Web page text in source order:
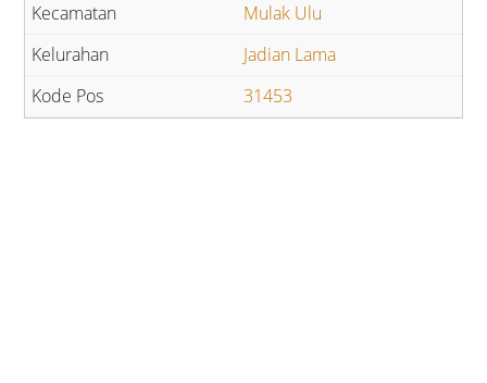
Mulak Ulu
Jadian Lama
31453